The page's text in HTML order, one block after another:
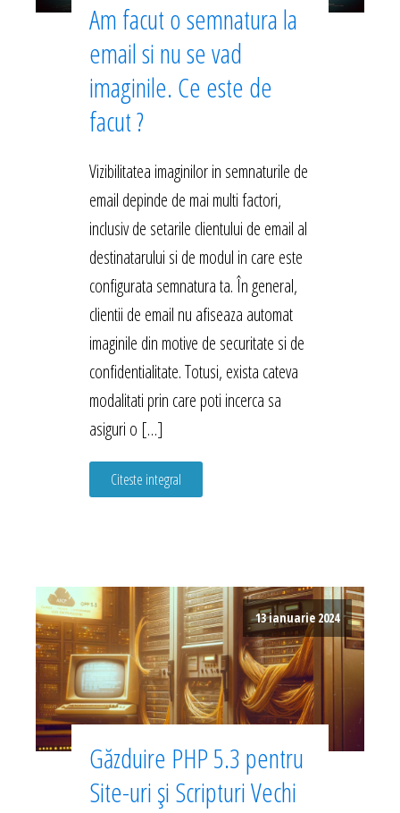
Am facut o semnatura la
email si nu se vad
imaginile. Ce este de
facut ?
Vizibilitatea imaginilor in semnaturile de
email depinde de mai multi factori,
inclusiv de setarile clientului de email al
destinatarului si de modul in care este
configurata semnatura ta. În general,
clientii de email nu afiseaza automat
imaginile din motive de securitate si de
confidentialitate. Totusi, exista cateva
modalitati prin care poti incerca sa
asiguri o […]
Citeste integral
13 ianuarie 2024
Găzduire PHP 5.3 pentru
Site-uri și Scripturi Vechi